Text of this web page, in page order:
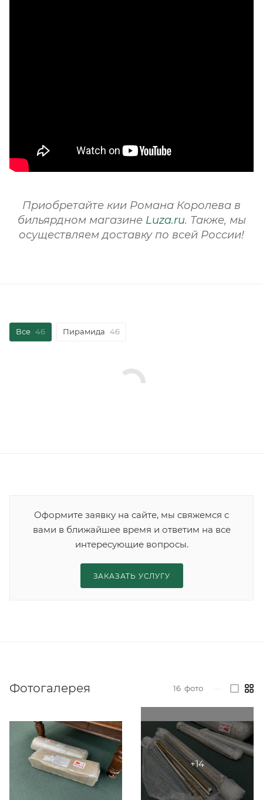
Приобретайте кии Романа Королева в
бильярдном магазине Luza.ru. Также, мы
осуществляем доставку по всей России!
Все 46 Пирамида 46
Оформите заявку на сайте, мы свяжемся с
вами в ближайшее время и ответим на все
интересующие вопросы.
ЗАКАЗАТЬ УСЛУГУ
Фотогалерея 16 фото